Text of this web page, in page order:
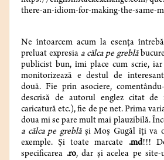
there-an-idiom-for-making-the-same-
Ne întoarcem acum la esența
preluat expresia a călca pe greblă
publicist bun, îmi place cum scrie,
monitorizează e destul de
două. Fie prin asociere,
descrisă de autorul englez citat
caricatură etc.), fie de pe net. Prima
doua mi se pare mult mai plauzibilă.
a călca pe greblă și Moș Gugăl îți va
exemple. Și toate marcate .md!!!
specificarea .ro, dar și acelea pe